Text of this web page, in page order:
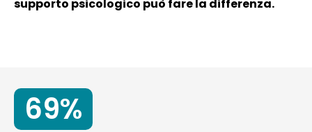
supporto psicologico può fare la differenza.
69%